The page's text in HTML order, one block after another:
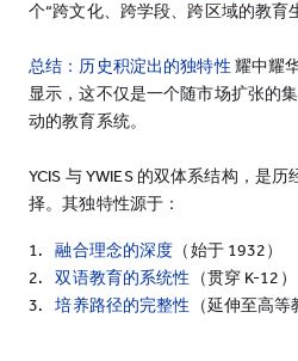
个“跨文化、跨学段、跨区域的教育
总结：历史积淀出的独特性 耀中耀
显示，这不仅是一个随市场扩张的
动的教育系统。
YCIS 与 YWIES 的双体系结构，是
择。其独特性源于：
融合理念的深度 （始于 1932）
双语教育的系统性 （贯穿 K-12）
培养路径的完整性 （延伸至高等